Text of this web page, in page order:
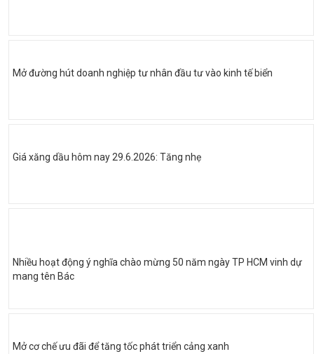
Mở đường hút doanh nghiệp tư nhân đầu tư vào kinh tế biển
Giá xăng dầu hôm nay 29.6.2026: Tăng nhẹ
Nhiều hoạt động ý nghĩa chào mừng 50 năm ngày TP HCM vinh dự
mang tên Bác
Mở cơ chế ưu đãi để tăng tốc phát triển cảng xanh